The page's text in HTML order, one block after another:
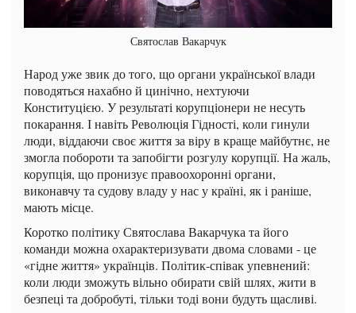
Святослав Вакарчук
Народ уже звик до того, що органи української влади
поводяться нахабно й цинічно, нехтуючи
Конституцією. У результаті корупціонери не несуть
покарання. І навіть Революція Гідності, коли гинули
люди, віддаючи своє життя за віру в краще майбутнє, не
змогла побороти та запобігти розгулу корупції. На жаль,
корупція, що пронизує правоохоронні органи,
виконавчу та судову владу у нас у країні, як і раніше,
мають місце.
Коротко політику Святослава Вакарчука та його
команди можна охарактеризувати двома словами - це
«гідне життя» українців. Політик-співак упевнений:
коли люди зможуть вільно обирати свій шлях, жити в
безпеці та добробуті, тільки тоді вони будуть щасливі.